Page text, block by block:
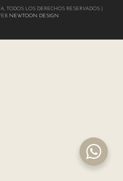
TODOS LOS DERECHOS RESERVADOS |
NEWTOON DESIGN